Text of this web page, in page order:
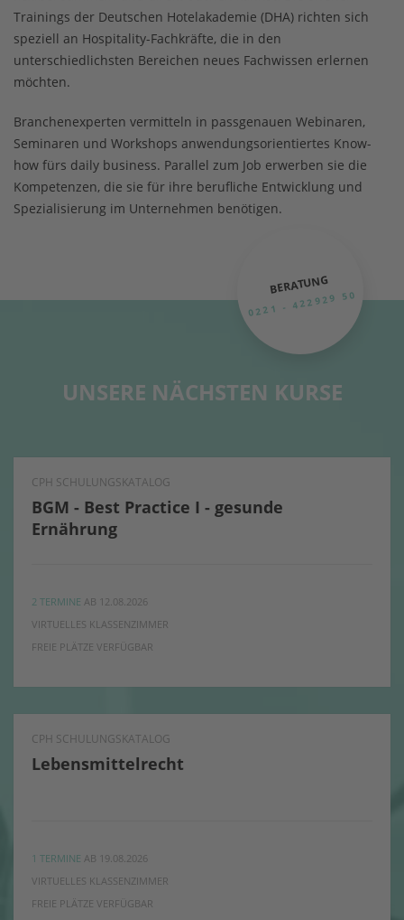
Trainings der Deutschen Hotelakademie (DHA) richten sich
speziell an Hospitality-Fachkräfte, die in den
unterschiedlichsten Bereichen neues Fachwissen erlernen
möchten.
Branchenexperten vermitteln in passgenauen Webinaren,
Seminaren und Workshops anwendungsorientiertes Know-
how fürs daily business. Parallel zum Job erwerben sie die
Kompetenzen, die sie für ihre berufliche Entwicklung und
Spezialisierung im Unternehmen benötigen.
BERATUNG
0221 - 422929 50
UNSERE NÄCHSTEN KURSE
CPH SCHULUNGSKATALOG
BGM - Best Practice I - gesunde
Ernährung
2 TERMINE AB 12.08.2026
VIRTUELLES KLASSENZIMMER
FREIE PLÄTZE VERFÜGBAR
CPH SCHULUNGSKATALOG
Lebensmittelrecht
1 TERMINE AB 19.08.2026
VIRTUELLES KLASSENZIMMER
FREIE PLÄTZE VERFÜGBAR